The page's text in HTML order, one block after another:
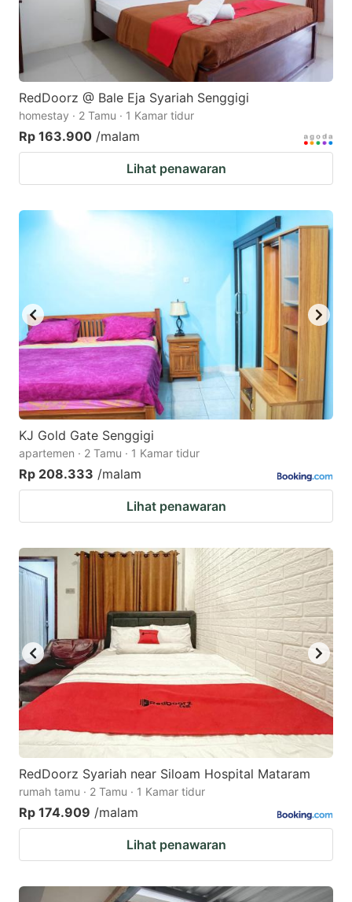
RedDoorz @ Bale Eja Syariah Senggigi
homestay · 2 Tamu · 1 Kamar tidur
Rp 163.900 /malam
Lihat penawaran
KJ Gold Gate Senggigi
apartemen · 2 Tamu · 1 Kamar tidur
Rp 208.333 /malam
Lihat penawaran
RedDoorz Syariah near Siloam Hospital Mataram
rumah tamu · 2 Tamu · 1 Kamar tidur
Rp 174.909 /malam
Lihat penawaran